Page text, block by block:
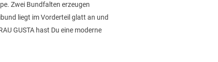
Zwei Bundfalten erzeugen
liegt im Vorderteil glatt an und
GUSTA hast Du eine moderne